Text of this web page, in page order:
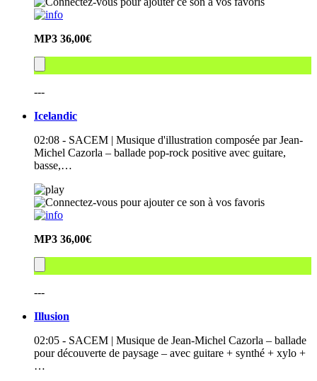
MP3 36,00€
---
Icelandic
02:08 - SACEM | Musique d'illustration composée par Jean-
Michel Cazorla – ballade pop-rock positive avec guitare,
basse,…
MP3 36,00€
---
Illusion
02:05 - SACEM | Musique de Jean-Michel Cazorla – ballade
pour découverte de paysage – avec guitare + synthé + xylo +
…